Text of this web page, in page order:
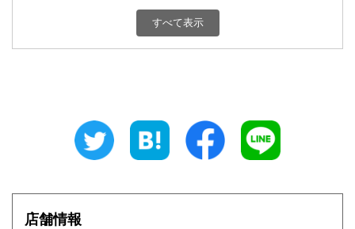
600円 富山県
600円 三重県
大阪府
すべて表示
店舗情報